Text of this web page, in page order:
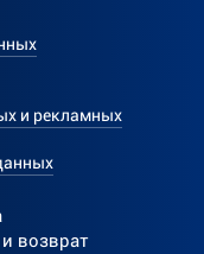
и рекламных
возврат